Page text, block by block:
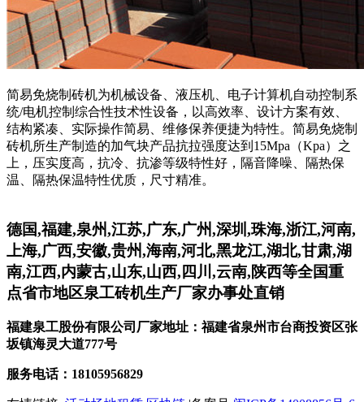
简易免烧制砖机为机械设备、液压机、电子计算机自动控制系
统/电机控制综合性技术性设备，以高效率、设计方案有效、
结构紧凑、实际操作简易、维修保养便捷为特性。简易免烧制
砖机所生产制造的加气块产品抗拉强度达到15Mpa（Kpa）之
上，压实度高，抗冷、抗渗等级特性好，隔音降噪、隔热保
温、隔热保温特性优质，尺寸精准。
德国,福建,泉州,江苏,广东,广州,深圳,珠海,浙江,河南,
上海,广西,安徽,贵州,海南,河北,黑龙江,湖北,甘肃,湖
南,江西,内蒙古,山东,山西,四川,云南,陕西等全国重
点省市地区泉工砖机生产厂家办事处直销
福建泉工股份有限公司厂家地址：福建省泉州市台商投资区张
坂镇海灵大道777号
服务电话：18105956829